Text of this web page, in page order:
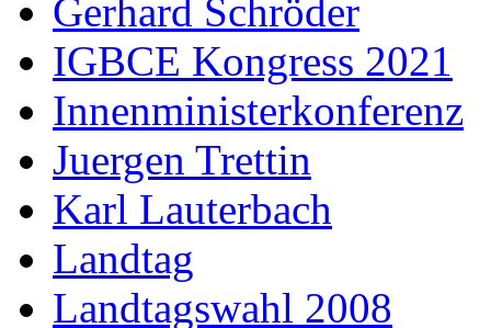
Gerhard Schröder
IGBCE Kongress 2021
Innenministerkonferenz
Juergen Trettin
Karl Lauterbach
Landtag
Landtagswahl 2008